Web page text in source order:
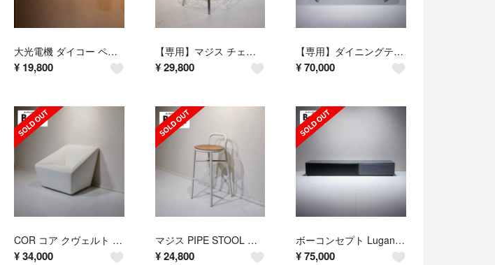
大光電機 ダイコー ペンダントライト 2灯 DPN-41362Y
¥ 19,800
【専用】マジス チェアワン ダイニングチェア 椅子 チェア モダン ミニマル
¥ 29,800
【専用】ダイニングテーブル ワークデスク モダン ミッドセンチュリー
¥70,000
COR コア クヴェルト 1人掛け ソファ 1Pソファ パーソナルチェア
¥34,000
マジス PIPE STOOL パイプスツール ハイチェア カウンターチェア
¥ 24,800
ボーコンセプト Lugano ルガーノテレビボード ローボード
¥75,000